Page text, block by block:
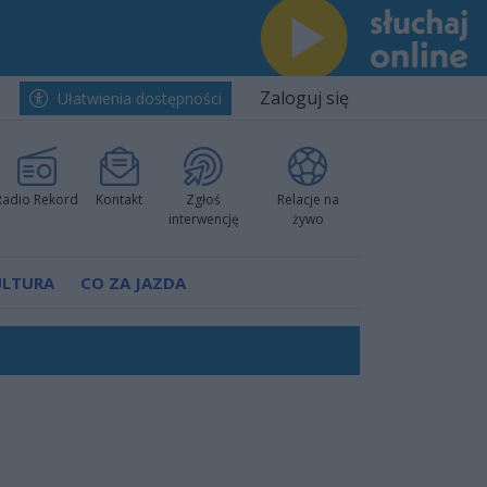
Ułatwienia dostępności Zaloguj się
Rekord Kontakt
Zgłoś
interwencję
Relacje na
żywo
CO ZA JAZDA